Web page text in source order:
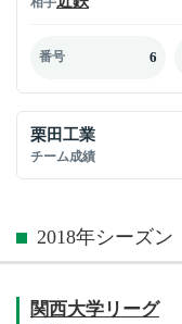
番号 6
栗田工業
チーム成績
2018年シーズン
関西大学リーグ